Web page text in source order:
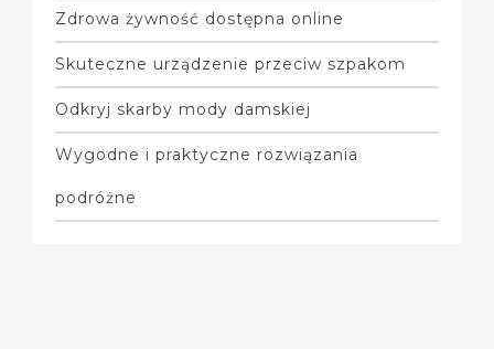
Zdrowa żywność dostępna online
Skuteczne urządzenie przeciw szpakom
Odkryj skarby mody damskiej
Wygodne i praktyczne rozwiązania
podróżne